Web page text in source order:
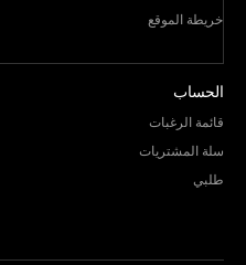
خريطة الموقع
الحساب
قائمة الرغبات
سلة المشتريات
طلبي